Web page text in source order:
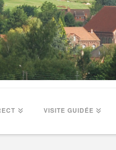
VISITE GUIDÉE